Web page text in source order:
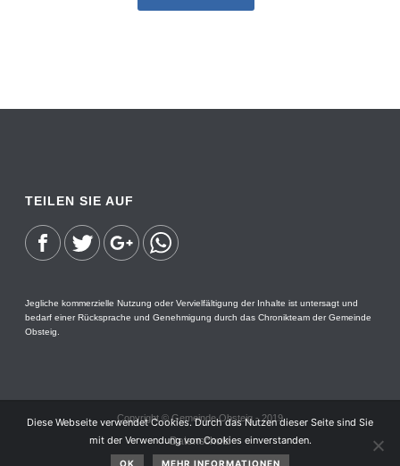
TEILEN SIE AUF
Jegliche kommerzielle Nutzung oder Vervielfältigung der Inhalte ist untersagt und
bedarf einer Rücksprache und Genehmigung durch das Chronikteam der Gemeinde
Obsteig.
Copyright © Gemeinde Obsteig - 2019
Datenschutz
Impressum
Diese Webseite verwendet Cookies. Durch das Nutzen dieser Seite sind Sie
mit der Verwendung von Cookies einverstanden.
OK MEHR INFORMATIONEN